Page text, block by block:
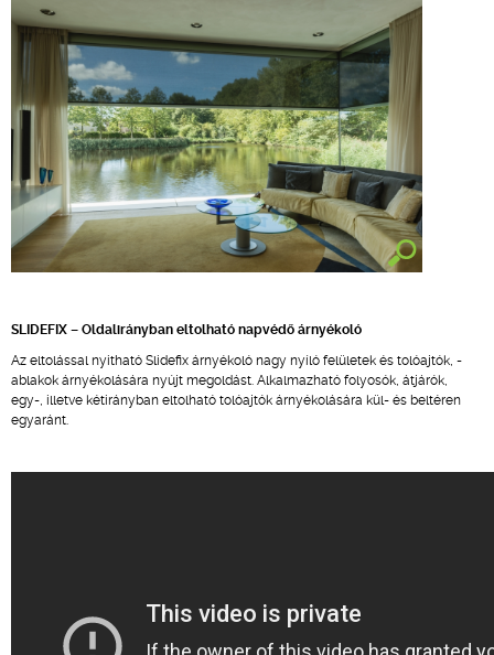
SLIDEFIX – Oldalirányban eltolható napvédő árnyékoló
Az eltolással nyitható Slidefix árnyékoló nagy nyíló felületek és tolóajtók, -
ablakok árnyékolására nyújt megoldást. Alkalmazható folyosók, átjárók,
egy-, illetve kétirányban eltolható tolóajtók árnyékolására kül- és beltéren
egyaránt.